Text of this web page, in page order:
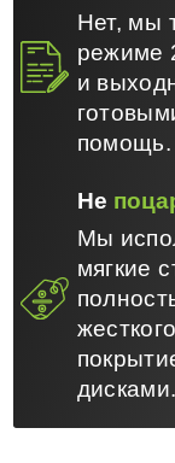
Нет, мы
режиме
и
помощь.
Не
Мы
мягкие
дисками.